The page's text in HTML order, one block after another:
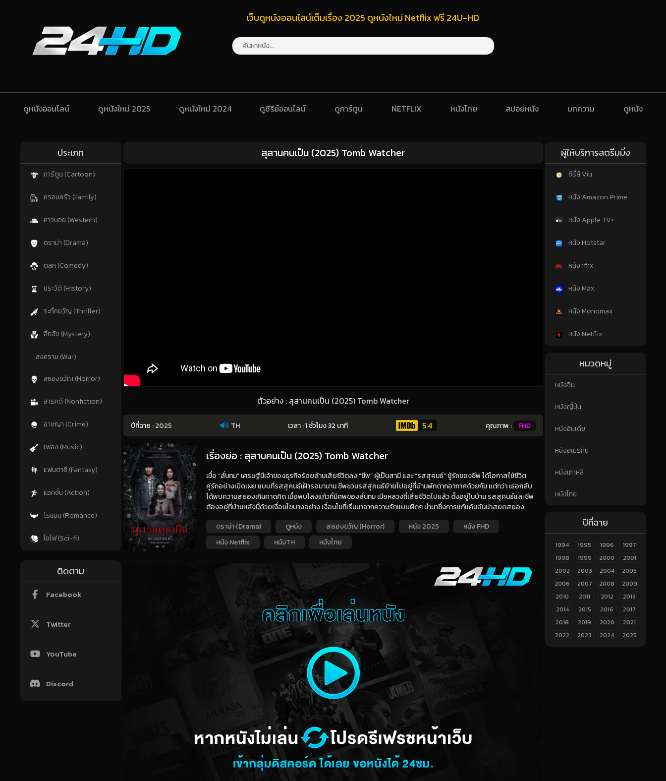
เว็บดูหนังออนไลน์เต็มเรื่อง 2025 ดูหนังใหม่ Netflix ฟรี 24U-HD
ดูหนังออนไลน์ ดูหนังใหม่ 2025 ดูหนังใหม่ 2024 ดูซีรีย์ออนไลน์ ดูการ์ตูน NETFLIX หนังไทย สปอยหนัง บทความ ดูหนัง
ประเภท
การ์ตูน (Cartoon)
ครอบครัว (Family)
คาวบอย (Western)
ดราม่า (Drama)
ตลก (Comedy)
ประวัติ (History)
ระทึกขวัญ (Thriller)
ลึกลับ (Mystery)
สงคราม (War)
สยองขวัญ (Horror)
สารคดี (Nonfiction)
อาชญา (Crime)
เพลง (Music)
แฟนตาซี (Fantasy)
แอคชั่น (Action)
โรแมน (Romance)
ไซไฟ (Sci-fi)
ติดตาม
Facebook
Twitter
YouTube
Discord
สุสานคนเป็น (2025) Tomb Watcher
ตัวอย่าง : สุสานคนเป็น (2025) Tomb Watcher
ปีที่ฉาย :2025 TH เวลา : 1 ชั่วโมง 32 นาที 5.4 คุณภาพ : FHD
เรื่องย่อ : สุสานคนเป็น (2025) Tomb Watcher
เมื่อ “ลั่นทม” เศรษฐีนีเจ้าของธุรกิจร้อยล้านเสียชีวิตลง “ชีพ” ผู้เป็นสามี และ “รสสุคนธ์” ชู้รักของชีพ ได้โอกาสใช้ชีวิต
คู่รักอย่างเปิดเผย แบบที่รสสุคนธ์เฝ้ารอมานาน ชีพชวนรสสุคนธ์ย้ายไปอยู่ที่บ้านพักตากอากาศด้วยกัน แต่ทว่า เธอกลับ
ได้พบความสยองเกินคาดคิด เมื่อพบโลงแก้วที่มีศพของลั่นทม เมียหลวงที่เสียชีวิตไปแล้ว ตั้งอยู่ในบ้าน รสสุคนธ์และชีพ
ต้องอยู่ที่บ้านหลังนี้ด้วยเงื่อนไขบางอย่าง เงื่อนไขที่เริ่มมาจากความรักแบบผิดๆ นำมาซึ่งการแก้แค้นอันน่าสยดสยอง
ดราม่า (Drama)
ดูหนัง สยองขวัญ (Horror) หนัง 2025
หนัง FHD
หนัง Netflix
หนังTH หนังไทย
ผู้ให้บริการสตรีมมิ่ง
ซีรี่ส์ Viu
หนัง Amazon Prime
หนัง Apple TV+
หนัง Hotstar
หนัง iflix
หนัง Max
หนัง Monomax
หนัง Netflix
หมวดหมู่
หนังจีน
หนังญี่ปุ่น
หนังอินเดีย
หนังอเมริกัน
หนังเกาหลี
หนังไทย
ปีที่ฉาย
1994 1995 1996
1997
1998
1999 2000
2001
2002
2003 2004
2005
2006
2007 2008
2009
2010
2011 2012
2013
2014
2015 2016
2017
2018
2019 2020
2021
2022
2023 2024 2025